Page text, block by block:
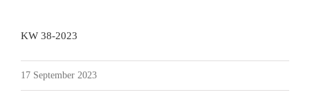
KW 38-2023
17 September 2023